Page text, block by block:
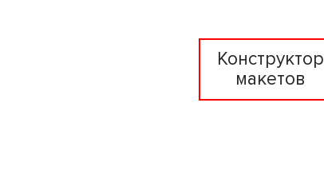
Конструктор
макетов